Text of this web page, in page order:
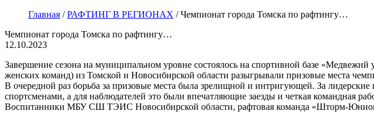
Главная /РАФТИНГ В РЕГИОНАХ /Чемпионат города Томска по рафтингу…
Чемпионат города Томска по рафтингу…
12.10.2023
Завершение сезона на муниципальном уровне состоялось на спортивной базе
женских команд) из Томской и Новосибирской области разыгрывали призовые места
В очередной раз борьба за призовые места была зрелищной и интригующей. За
спортсменами, а для наблюдателей это были впечатляющие заезды и четкая командная
Воспитанники МБУ СШ ТЭИС Новосибирской области, рафтовая команда «Шторм-